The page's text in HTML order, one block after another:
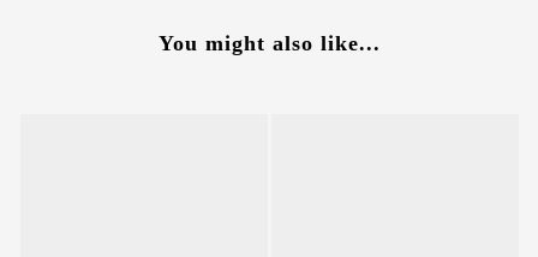
You might also like...